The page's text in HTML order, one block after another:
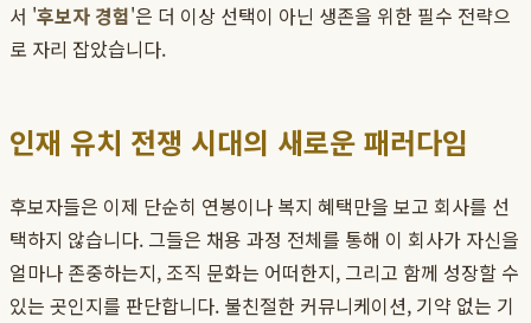
서 '후보자 경험'은 더 이상 선택이 아닌 생존을 위한 필수 전략으
로 자리 잡았습니다.
인재 유치 전쟁 시대의 새로운 패러다임
후보자들은 이제 단순히 연봉이나 복지 혜택만을 보고 회사를 선
택하지 않습니다. 그들은 채용 과정 전체를 통해 이 회사가 자신을
얼마나 존중하는지, 조직 문화는 어떠한지, 그리고 함께 성장할 수
있는 곳인지를 판단합니다. 불친절한 커뮤니케이션, 기약 없는 기